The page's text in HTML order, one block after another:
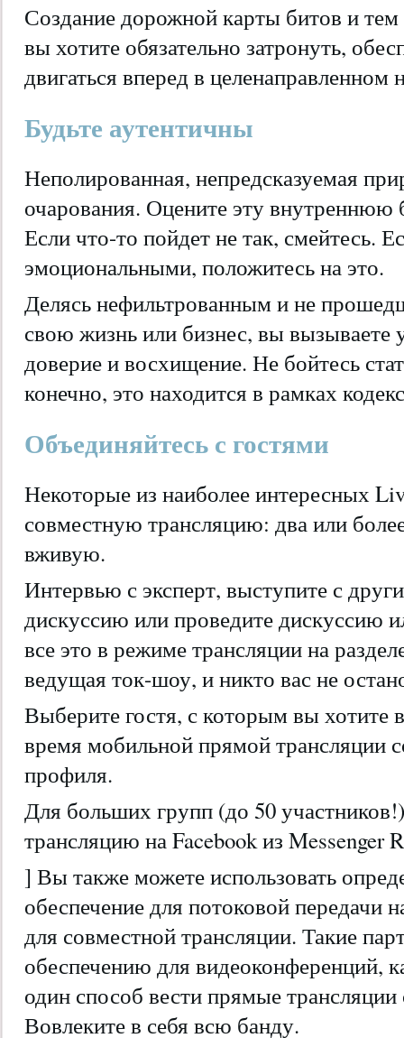
Создание дорожной карты битов и
вы хотите обязательно затронуть,
двигаться вперед в целенаправленном
Будьте аутентичны
Неполированная, непредсказуемая
очарования. Оцените эту внутреннюю
Если что-то пойдет не так, смейтесь.
эмоциональными, положитесь на это.
Делясь нефильтрованным и не
свою жизнь или бизнес, вы вызываете
доверие и восхищение. Не бойтесь
конечно, это находится в рамках
Объединяйтесь с гостями
Некоторые из наиболее интересных
совместную трансляцию: два или
вживую.
Интервью с эксперт, выступите с
дискуссию или проведите дискуссию
все это в режиме трансляции на
ведущая ток-шоу, и никто вас не
Выберите гостя, с которым вы
время мобильной прямой трансляции
профиля.
Для больших групп (до 50
трансляцию на Facebook из Messenger
] Вы также можете использовать
обеспечение для потоковой
для совместной трансляции. Такие
обеспечению для видеоконференций,
один способ вести прямые
Вовлеките в себя всю банду.